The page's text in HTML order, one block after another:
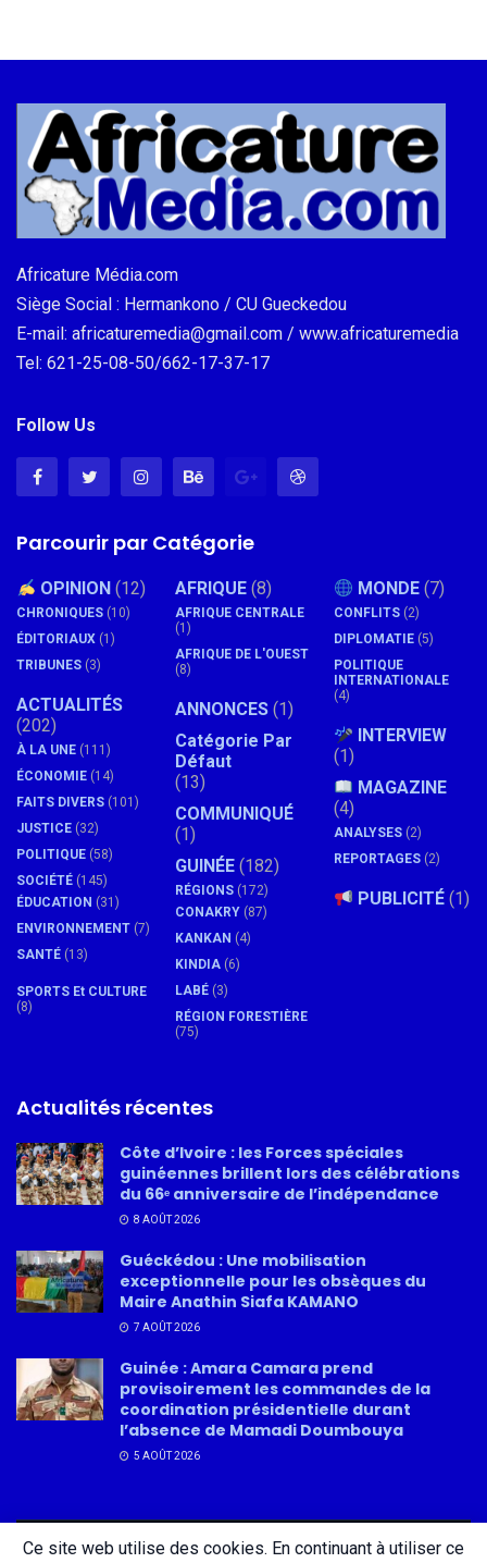
Africature Média.com
Siège Social : Hermankono / CU Gueckedou
E-mail: africaturemedia@gmail.com / www.africaturemedia
Tel: 621-25-08-50/662-17-37-17
Follow Us
Parcourir par Catégorie
OPINION (12)
CHRONIQUES (10)
ÉDITORIAUX (1)
TRIBUNES (3)
ACTUALITÉS
(202)
À LA UNE (111)
ÉCONOMIE (14)
FAITS DIVERS (101)
JUSTICE (32)
POLITIQUE (58)
SOCIÉTÉ (145)
ÉDUCATION (31)
ENVIRONNEMENT (7)
SANTÉ (13)
SPORTS Et CULTURE
(8)
AFRIQUE (8)
AFRIQUE CENTRALE
(1)
AFRIQUE DE L'OUEST
(8)
ANNONCES (1)
Catégorie Par
Défaut
(13)
COMMUNIQUÉ
(1)
GUINÉE (182)
RÉGIONS (172)
CONAKRY (87)
KANKAN (4)
KINDIA (6)
LABÉ (3)
RÉGION FORESTIÈRE
(75)
MONDE (7)
CONFLITS (2)
DIPLOMATIE (5)
POLITIQUE
INTERNATIONALE
(4)
INTERVIEW
(1)
MAGAZINE
(4)
ANALYSES (2)
REPORTAGES (2)
PUBLICITÉ (1)
Actualités récentes
Côte d’Ivoire : les Forces spéciales
guinéennes brillent lors des célébrations
du 66ᵉ anniversaire de l’indépendance
8 AOÛT 2026
Guéckédou : Une mobilisation
exceptionnelle pour les obsèques du
Maire Anathin Siafa KAMANO
7 AOÛT 2026
Guinée : Amara Camara prend
provisoirement les commandes de la
coordination présidentielle durant
l’absence de Mamadi Doumbouya
5 AOÛT 2026
Ce site web utilise des cookies. En continuant à utiliser ce